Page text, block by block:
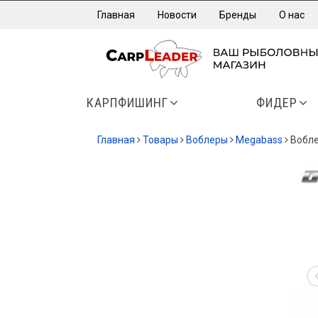
Главная Новости Бренды О нас
КАРПФИШИНГ ФИДЕР
Главная Товары Воблеры Megabass
-